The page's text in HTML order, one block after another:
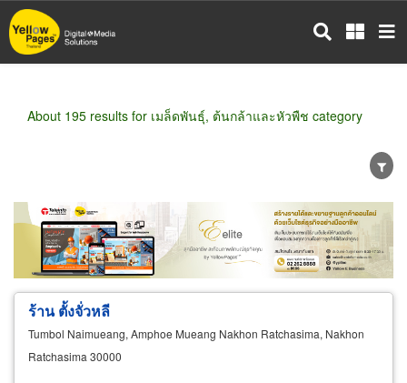
Skip
to
main
About 195 results for เมล็ดพันธุ์, ต้นกล้าและหัวพืช category
Wholesale Retail Manufacturer
Dealer
Exporter/Importer
Service Business
ร้าน ตั้งจั่วหลี
Tumbol Naimueang, Amphoe Mueang Nakhon Ratchasima, Nakhon
Ratchasima 30000